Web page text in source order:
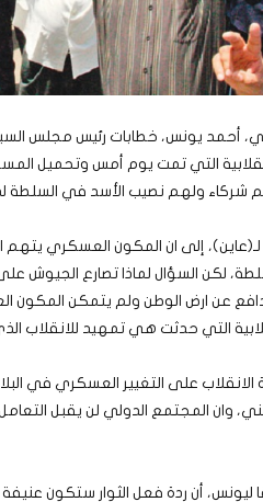
أحمد يونس، خطابات رئيس مجلس
التي تمت يوم أمس وتحميل
شركاء ولهم نصيب الأسد في
إلى ان المكون العسكري يتهم
لكن السؤال لماذا تصارع الجيوش
عن ارض الوطن ولم يتمكن
التي حدثت هي تمهيد للانقلاب
على التغيير العسكري في
وان المجتمع الدولي لن يقبل
ليونس، أن ردة فعل الثوار ستكون